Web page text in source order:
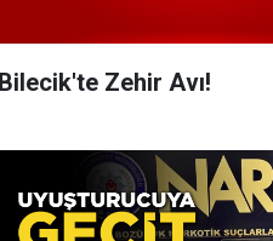
Bilecik'te Zehir Avı!